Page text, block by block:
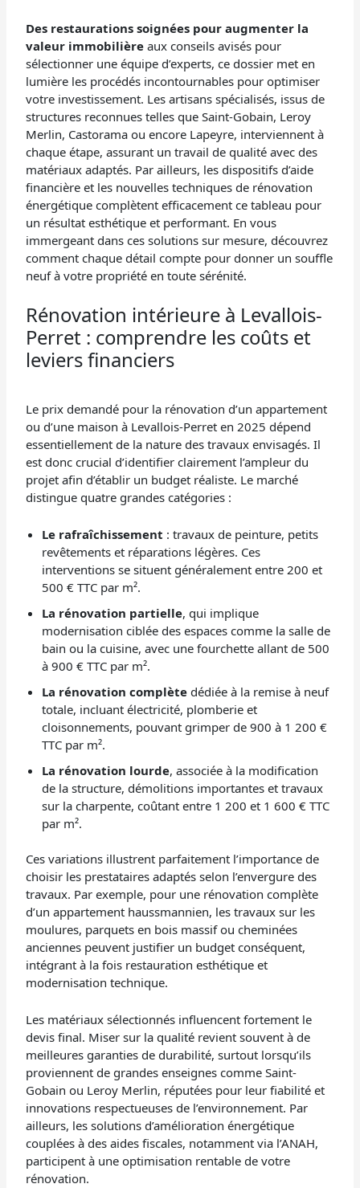
Des restaurations soignées pour augmenter la
valeur immobilière aux conseils avisés pour
sélectionner une équipe d’experts, ce dossier met en
lumière les procédés incontournables pour optimiser
votre investissement. Les artisans spécialisés, issus de
structures reconnues telles que Saint-Gobain, Leroy
Merlin, Castorama ou encore Lapeyre, interviennent à
chaque étape, assurant un travail de qualité avec des
matériaux adaptés. Par ailleurs, les dispositifs d’aide
financière et les nouvelles techniques de rénovation
énergétique complètent efficacement ce tableau pour
un résultat esthétique et performant. En vous
immergeant dans ces solutions sur mesure, découvrez
comment chaque détail compte pour donner un souffle
neuf à votre propriété en toute sérénité.
Rénovation intérieure à Levallois-
Perret : comprendre les coûts et
leviers financiers
Le prix demandé pour la rénovation d’un appartement
ou d’une maison à Levallois-Perret en 2025 dépend
essentiellement de la nature des travaux envisagés. Il
est donc crucial d’identifier clairement l’ampleur du
projet afin d’établir un budget réaliste. Le marché
distingue quatre grandes catégories :
Le rafraîchissement : travaux de peinture, petits
revêtements et réparations légères. Ces
interventions se situent généralement entre 200 et
500 € TTC par m².
La rénovation partielle, qui implique
modernisation ciblée des espaces comme la salle de
bain ou la cuisine, avec une fourchette allant de 500
à 900 € TTC par m².
La rénovation complète dédiée à la remise à neuf
totale, incluant électricité, plomberie et
cloisonnements, pouvant grimper de 900 à 1 200 €
TTC par m².
La rénovation lourde, associée à la modification
de la structure, démolitions importantes et travaux
sur la charpente, coûtant entre 1 200 et 1 600 € TTC
par m².
Ces variations illustrent parfaitement l’importance de
choisir les prestataires adaptés selon l’envergure des
travaux. Par exemple, pour une rénovation complète
d’un appartement haussmannien, les travaux sur les
moulures, parquets en bois massif ou cheminées
anciennes peuvent justifier un budget conséquent,
intégrant à la fois restauration esthétique et
modernisation technique.
Les matériaux sélectionnés influencent fortement le
devis final. Miser sur la qualité revient souvent à de
meilleures garanties de durabilité, surtout lorsqu’ils
proviennent de grandes enseignes comme Saint-
Gobain ou Leroy Merlin, réputées pour leur fiabilité et
innovations respectueuses de l’environnement. Par
ailleurs, les solutions d’amélioration énergétique
couplées à des aides fiscales, notamment via l’ANAH,
participent à une optimisation rentable de votre
rénovation.